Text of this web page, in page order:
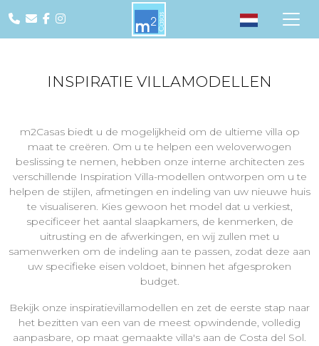
INSPIRATIE VILLAMODELLEN
m2Casas biedt u de mogelijkheid om de ultieme villa op
maat te creëren. Om u te helpen een weloverwogen
beslissing te nemen, hebben onze interne architecten zes
verschillende Inspiration Villa-modellen ontworpen om u te
helpen de stijlen, afmetingen en indeling van uw nieuwe huis
te visualiseren. Kies gewoon het model dat u verkiest,
specificeer het aantal slaapkamers, de kenmerken, de
uitrusting en de afwerkingen, en wij zullen met u
samenwerken om de indeling aan te passen, zodat deze aan
uw specifieke eisen voldoet, binnen het afgesproken
budget.
Bekijk onze inspiratievillamodellen en zet de eerste stap naar
het bezitten van een van de meest opwindende, volledig
aanpasbare, op maat gemaakte villa's aan de Costa del Sol.